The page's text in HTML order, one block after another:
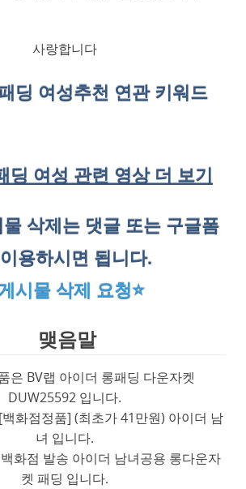
사랑합니다
딩 여성추천 연관 키워드
딩 여성 관련 영상 더 보기
삭제는 댓글 또는 구글폼
용하시면 됩니다.
시물 삭제 요청⭐
맺음말
은 BV랩 아이더 롱패딩 다운자켓
DUW25592 입니다.
화점정품] (최초가 41만원) 아이더 남
녀 입니다.
화점 발송 아이더 남녀공용 롱다운자
켓 패딩 입니다.